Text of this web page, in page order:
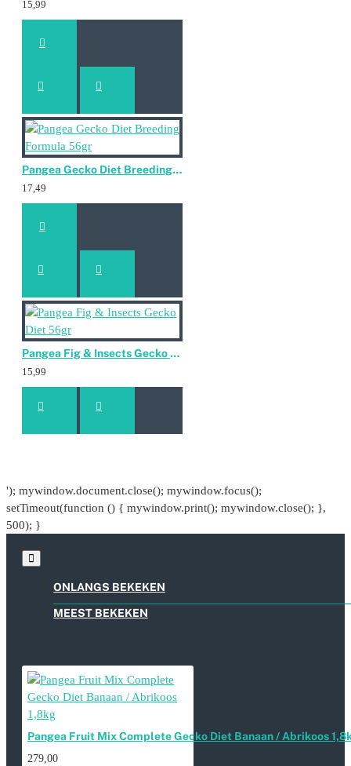
Gegarandeerde Analyse:
celstof maximaal 8%, vocht maximaal 8%, as maximaal
8%.
15,99
Pangea Gecko Diet Breeding Formula 56gr
17,49
Pangea Fig & Insects Gecko Diet 56gr
15,99
'); mywindow.document.close(); mywindow.focus();
setTimeout(function () { mywindow.print(); mywindow.close(); },
500); }
ONLANGS BEKEKEN
MEEST BEKEKEN
Pangea Fruit Mix Complete Gecko Diet Banaan / Abrikoos
279,00